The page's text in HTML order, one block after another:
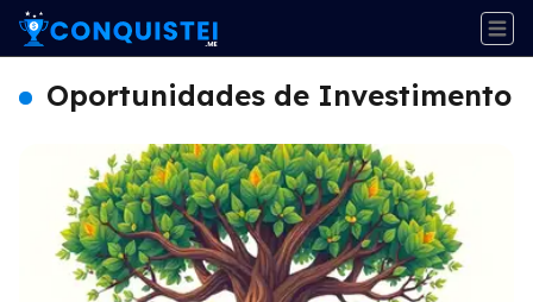
Oportunidades de Investimento